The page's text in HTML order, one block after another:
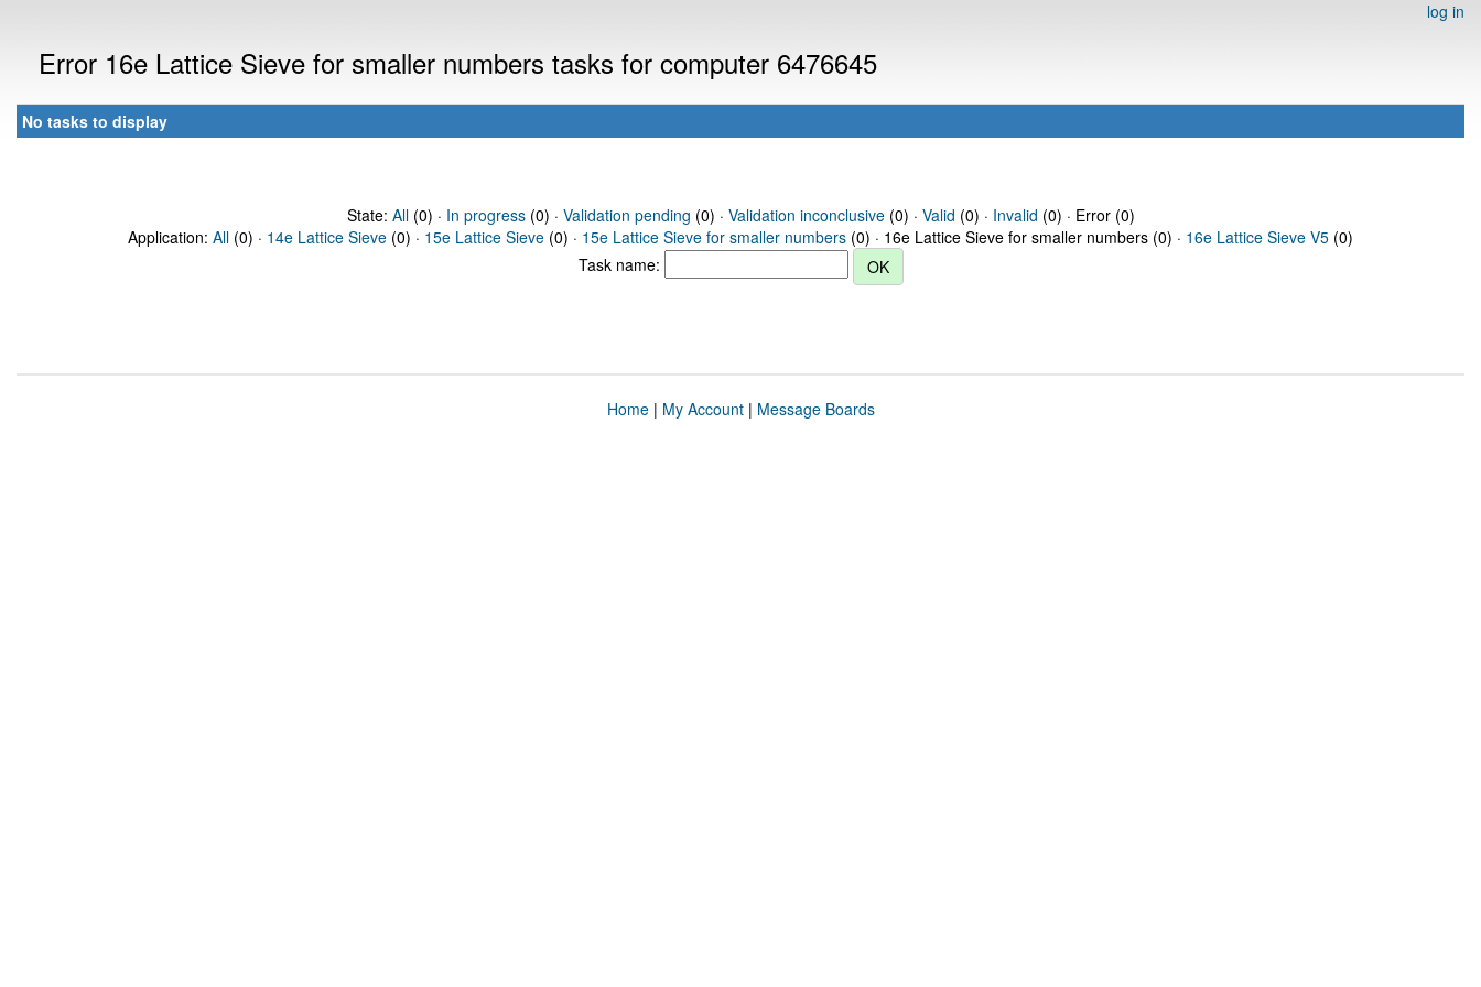
log in
Error 16e Lattice Sieve for smaller numbers tasks for computer 6476645
No tasks to display
State: All(0) · In progress(0) · Validation pending (0) · Validation inconclusive(0) · Valid (0) · Invalid (0) · Error (0)
Application: All (0) · 14e Lattice Sieve (0) · 15e Lattice Sieve (0) · 15e Lattice Sieve for smaller numbers (0) · 16e Lattice Sieve for smaller numbers (0) · 16e Lattice Sieve V5 (0)
Task name:
Home| My Account| Message Boards